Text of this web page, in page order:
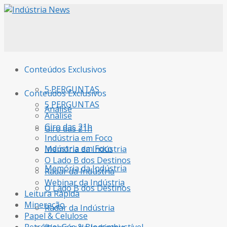
Conteúdos Exclusivos
5 PERGUNTAS
Análise
Giro das 21h
Indústria em Foco
Memória da Indústria
O Lado B dos Destinos
Radar da Indústria
Conteúdos Exclusivos
5 PERGUNTAS
Análise
Giro das 21h
Indústria em Foco
Memória da Indústria
O Lado B dos Destinos
Radar da Indústria
Webinar da Indústria
Leitura Rápida
Mineração
Papel & Celulose